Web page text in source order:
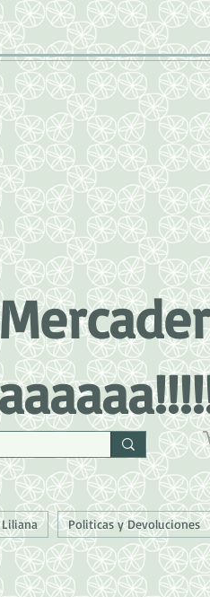
Liliana Politicas y Devoluciones